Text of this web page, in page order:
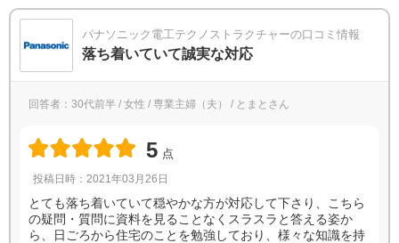
パナソニック電工テクノストラクチャーの口コミ情報
落ち着いていて誠実な対応
回答者：30代前半 / 女性 / 専業主婦（夫） / とまとさん
5 点
投稿日時：2021年03月26日
とても落ち着いていて穏やかな方が対応して下さり、こちら
の疑問・質問に資料を見ることなくスラスラと答える姿か
ら、日ごろから住宅のことを勉強しており、様々な知識を持